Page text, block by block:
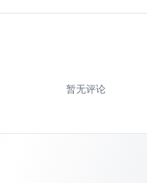
暂无评论